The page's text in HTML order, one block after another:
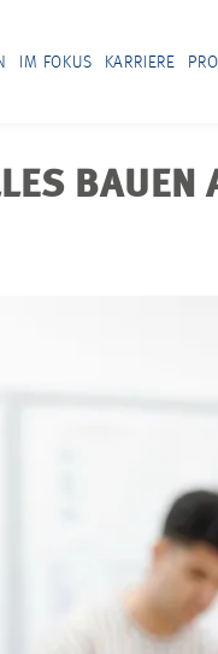
IM FOKUS KARRIERE
BAUEN